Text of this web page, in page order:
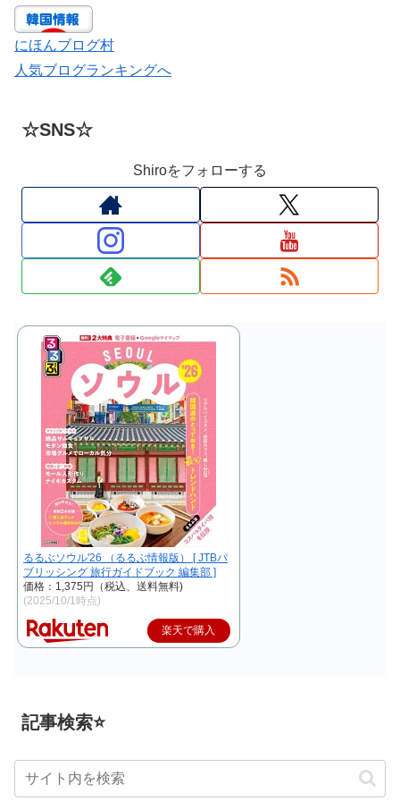
にほんブログ村
人気ブログランキングへ
☆SNS☆
Shiroをフォローする
るるぶソウル'26 （るるぶ情報版） [ JTBパ
ブリッシング 旅行ガイドブック 編集部 ]
価格：1,375円（税込、送料無料)
(2025/10/1時点)
楽天で購入
記事検索⭐